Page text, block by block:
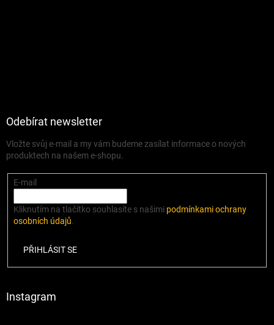
Odebírat newsletter
Vložte svůj e-mail a my vám budeme zasílat informace o nových
produktech na našem e-shopu.
E-mail
Kliknutím na tlačítko souhlasíte s našimi podmínkami ochrany
osobních údajů.
PŘIHLÁSIT SE
Instagram